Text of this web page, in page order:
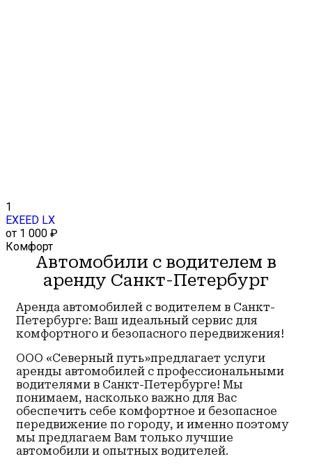
1
EXEED LX
от 1 000 ₽
Комфорт
Автомобили с водителем в
аренду Санкт-Петербург
Аренда автомобилей с водителем в Санкт-
Петербурге: Ваш идеальный сервис для
комфортного и безопасного передвижения!
ООО «Северный путь»предлагает услуги
аренды автомобилей с профессиональными
водителями в Санкт-Петербурге! Мы
понимаем, насколько важно для Вас
обеспечить себе комфортное и безопасное
передвижение по городу, и именно поэтому
мы предлагаем Вам только лучшие
автомобили и опытных водителей.